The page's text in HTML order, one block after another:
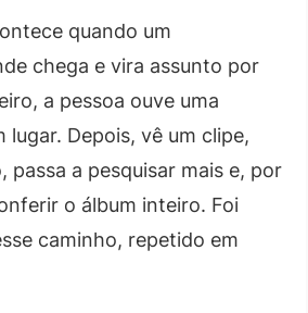
quando um
chega e vira assunto por
a pessoa ouve uma
lugar. Depois, vê um clipe,
passa a pesquisar mais e, por
o álbum inteiro. Foi
caminho, repetido em